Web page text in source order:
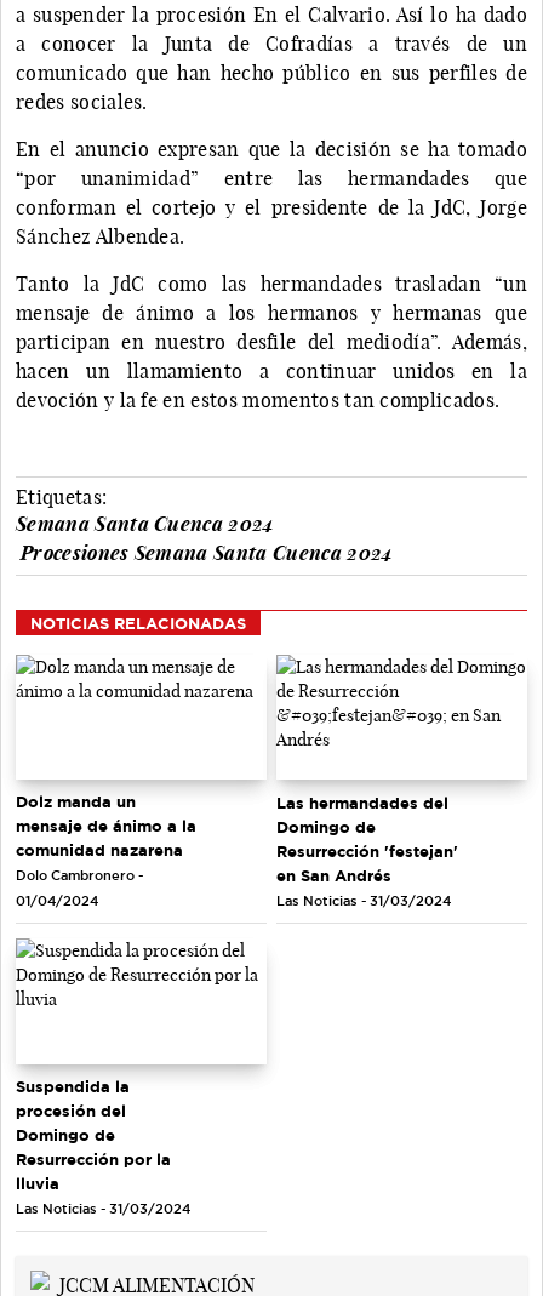
a suspender la procesión En el Calvario. Así lo ha dado
a conocer la Junta de Cofradías a través de un
comunicado que han hecho público en sus perfiles de
redes sociales.
En el anuncio expresan que la decisión se ha tomado
“por unanimidad” entre las hermandades que
conforman el cortejo y el presidente de la JdC, Jorge
Sánchez Albendea.
Tanto la JdC como las hermandades trasladan “un
mensaje de ánimo a los hermanos y hermanas que
participan en nuestro desfile del mediodía”. Además,
hacen un llamamiento a continuar unidos en la
devoción y la fe en estos momentos tan complicados.
Etiquetas:
Semana Santa Cuenca 2024
Procesiones Semana Santa Cuenca 2024
NOTICIAS RELACIONADAS
Dolz manda un
mensaje de ánimo a la
comunidad nazarena
Dolo Cambronero -
01/04/2024
Las hermandades del
Domingo de
Resurrección 'festejan'
en San Andrés
Las Noticias - 31/03/2024
Suspendida la
procesión del
Domingo de
Resurrección por la
lluvia
Las Noticias - 31/03/2024